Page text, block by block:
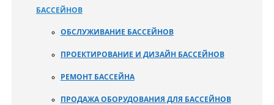
БАССЕЙНОВ
ОБСЛУЖИВАНИЕ БАССЕЙНОВ
ПРОЕКТИРОВАНИЕ И ДИЗАЙН БАССЕЙНОВ
РЕМОНТ БАССЕЙНА
ПРОДАЖА ОБОРУДОВАНИЯ ДЛЯ БАССЕЙНОВ